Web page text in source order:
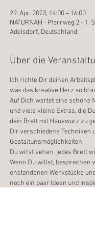
29. Apr. 2023, 14:00 – 16:00
NATURNAH - Pfarrweg 2 - 1.
Adelsdorf, Deutschland
Über die
Ich richte Dir deinen
was das kreative Herz so
Auf Dich wartet eine schöne
und viele kleine Extras, die
dein Brett mit Hauswurz zu
Dir verschiedene Techniken
Gestaltunsmöglichkeiten.
Du wirst sehen, jedes Brett
Wenn Du willst, besprechen
enstandenen Werkstücke
noch ein paar Ideen und